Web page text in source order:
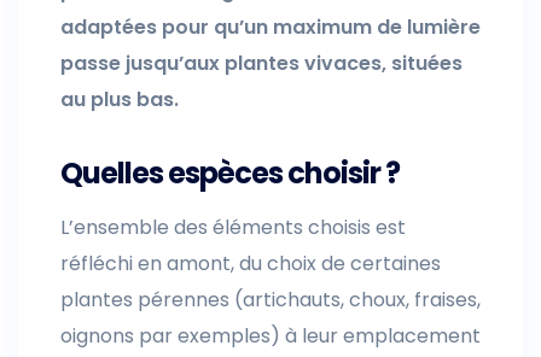
adaptées pour qu’un maximum de lumière
passe jusqu’aux plantes vivaces, situées
au plus bas.
Quelles espèces choisir ?
L’ensemble des éléments choisis est
réfléchi en amont, du choix de certaines
plantes pérennes (artichauts, choux, fraises,
oignons par exemples) à leur emplacement